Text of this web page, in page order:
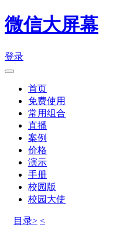
微信大屏幕
登录
首页
免费使用
常用组合
直播
案例
价格
演示
手册
校园版
校园大使
目录> <